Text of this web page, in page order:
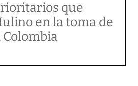
que
en la toma de
Colombia